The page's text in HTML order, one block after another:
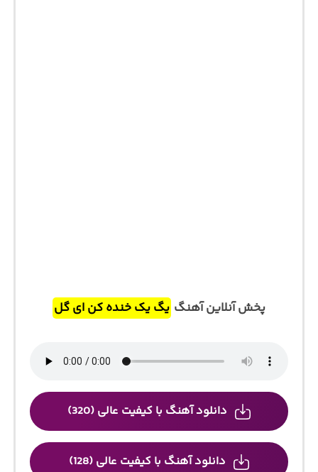
پخش آنلاین آهنگ یگ یک خنده کن ای گل
دانلود آهنگ با کیفیت عالی (320)
دانلود آهنگ با کیفیت عالی (128)